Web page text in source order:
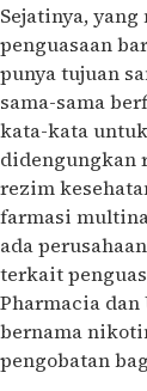
Sejatinya,
penguasaan
punya tujuan
sama-sama
kata-kata
didengungkan
rezim
farmasi
ada
terkait
Pharmacia
bernama
pengobatan